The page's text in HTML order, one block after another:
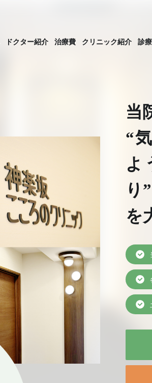
ドクター紹介 治療費 クリニック紹介 診
当
“
よ
り”
を